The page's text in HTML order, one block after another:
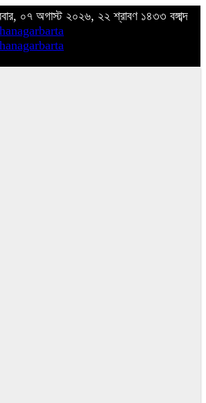
০৭ অগাস্ট ২০২৬, ২২ শ্রাবণ ১৪৩৩ বঙ্গাব্দ